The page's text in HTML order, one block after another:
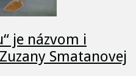
je názvom i
Smatanovej